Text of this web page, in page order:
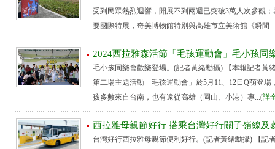
受到民眾熱烈迴響，開展不到兩週已突破3萬人次參觀
要國際特展，奇美博物館特別與高雄市立美術館《瞬間
2024西拉雅森活節「毛孩運動會」毛小孩同
毛小孩同樂會歡樂登場。(記者黃緒勳攝) 【本報記者黃
第二場主題活動「毛孩運動會」於5月11、12日Q萌登
孩多數來自台南，也有遠從高雄（岡山、小港）專...(詳
西拉雅母親節好行 搭乘台灣好行關子嶺線及
台灣好行西拉雅母親節便利好行。(記者黃緒勳攝) 【記